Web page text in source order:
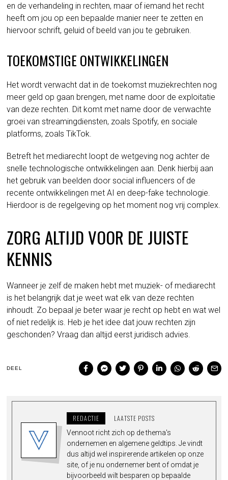
en de verhandeling in rechten, maar of iemand het recht
heeft om jou op een bepaalde manier neer te zetten en
hiervoor schrift, geluid of beeld van jou te gebruiken.
TOEKOMSTIGE ONTWIKKELINGEN
Het wordt verwacht dat in de toekomst muziekrechten nog
meer geld op gaan brengen, met name door de exploitatie
van deze rechten. Dit komt met name door de verwachte
groei van streamingdiensten, zoals Spotify, en sociale
platforms, zoals TikTok.
Betreft het mediarecht loopt de wetgeving nog achter de
snelle technologische ontwikkelingen aan. Denk hierbij aan
het gebruik van beelden door social influencers of de
recente ontwikkelingen met AI en deep-fake technologie.
Hierdoor is de regelgeving op het moment nog vrij complex.
ZORG ALTIJD VOOR DE JUISTE
KENNIS
Wanneer je zelf de maken hebt met muziek- of mediarecht
is het belangrijk dat je weet wat elk van deze rechten
inhoudt. Zo bepaal je beter waar je recht op hebt en wat wel
of niet redelijk is. Heb je het idee dat jouw rechten zijn
geschonden? Vraag dan altijd eerst juridisch advies.
DEEL
REDACTIE LAATSTE POSTS
Vennoot richt zich op de thema's
ondernemen en algemene geldtips. Je vindt
dus altijd wel inspirerende artikelen op onze
site, of je nu ondernemer bent of omdat je
bijvoorbeeld wilt besparen op bepaalde